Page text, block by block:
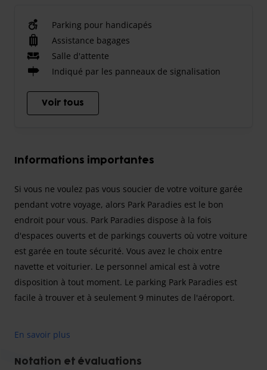
Parking pour handicapés
Assistance bagages
Salle d'attente
Indiqué par les panneaux de signalisation
Voir tous
Informations importantes
Si vous ne voulez pas vous soucier de votre voiture garée
pendant votre voyage, alors Park Paradies est le bon
endroit pour vous. Park Paradies dispose à la fois
d'espaces ouverts et de parkings couverts où votre voiture
est garée en toute sécurité. Vous avez le choix entre
navette et voiturier. Le personnel amical est à votre
disposition à tout moment. Le parking Park Paradies est
facile à trouver et à seulement 9 minutes de l'aéroport.
de nuit est facturé pour un vol aller ou retour à partir de
En savoir plus
Notation et évaluations